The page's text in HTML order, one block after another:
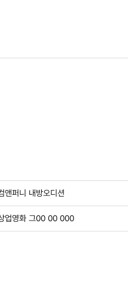
앤퍼니 내방오디션
업영화 그00 00 000